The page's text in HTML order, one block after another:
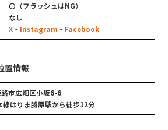
〇（フラッシュはNG）
なし
X・ Instagram ・ Facebook
置情報
市広畑区小坂6-6
線はりま勝原駅から徒歩12分